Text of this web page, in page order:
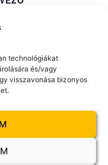
technológiákat
és/vagy
visszavonása bizonyos